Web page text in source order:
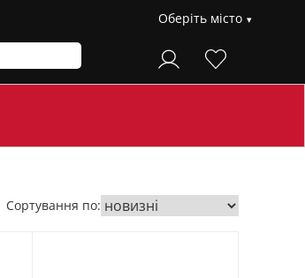
Оберіть місто
Сортування по: